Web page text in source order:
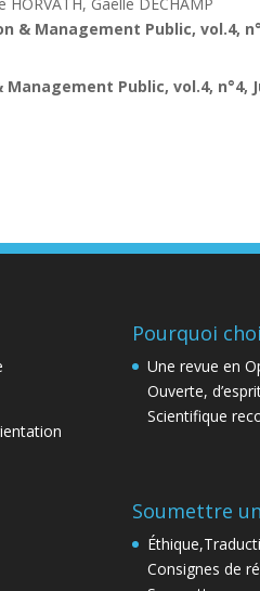
& Management Public, vol.4,
Management Public, vol.4, n°4,
Pourquoi
Une revue en
Ouverte,
Scientifique
Soumettre
Consignes de